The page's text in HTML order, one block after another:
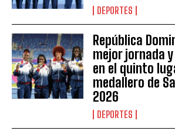
DEPORTES
República
mejor jornada
en el quinto
medallero de
2026
DEPORTES